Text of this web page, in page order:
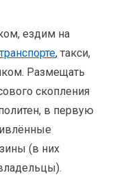
ездим на
, такси,
Размещать
скопления
в первую
(в них